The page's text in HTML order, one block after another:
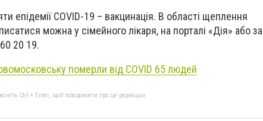
епідемії COVID-19 – вакцинація. В області щеплення
можна у сімейного лікаря, на порталі «Дія» або за
20 19.
померли від COVID 65 людей
Ctrl + Enter, щоб повідомити про це редакцію